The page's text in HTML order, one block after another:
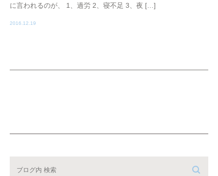
に言われるのが、 1、過労 2、寝不足 3、夜 […]
2016.12.19